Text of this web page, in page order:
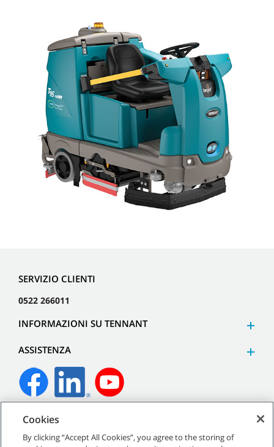
SERVIZIO CLIENTI
0522 266011
INFORMAZIONI SU TENNANT
ASSISTENZA
©2026Tennant Company. Tutti i diritti riservati.
Cookies
By clicking “Accept All Cookies”, you agree to the storing of